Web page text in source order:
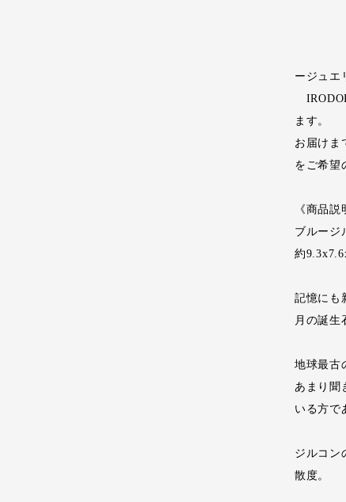
ージュエ
ます。
お届けま
をご希望
《商品説
ブルージ
約
記憶にも
月の誕生
地球最古
あまり聞
いる方で
ジルコン
散度。